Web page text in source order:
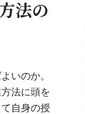
法の
いのか。
法に頭を
自身の授